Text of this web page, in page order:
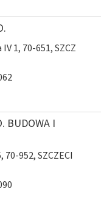
IV 1, 70-651, SZCZ
BUDOWA I
70-952, SZCZECI